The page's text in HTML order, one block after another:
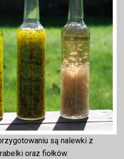
są nalewki z
oraz fiołków.